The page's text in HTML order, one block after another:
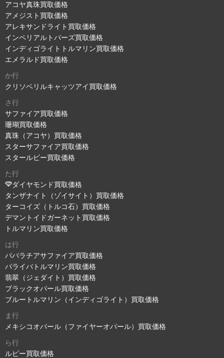
アコヤ真珠買取価格
アメジスト買取価格
アレキサンドライト買取価格
インペリアルトパーズ買取価格
インディゴライトトルマリン買取価格
エメラルド買取価格
か行
クリソベリルキャッツアイ買取価格
さ行
サファイア買取価格
珊瑚買取価格
真珠（アコヤ）買取価格
スターサファイア買取価格
スタールビー買取価格
た行
ダイヤモンド買取価格
タンザナイト（ゾイサイト）買取価格
ターコイズ（トルコ石）買取価格
デマントイドガーネット買取価格
トルマリン買取価格
は行
パパラチアサファイア買取価格
パライバトルマリン買取価格
翡翠（ジェダイト）買取価格
ブラックオパール買取価格
ブルートルマリン（インディゴライト）買取価格
ま行
メキシコオパール（ファイヤーオパール）買取価格
ら行
ルビー買取価格